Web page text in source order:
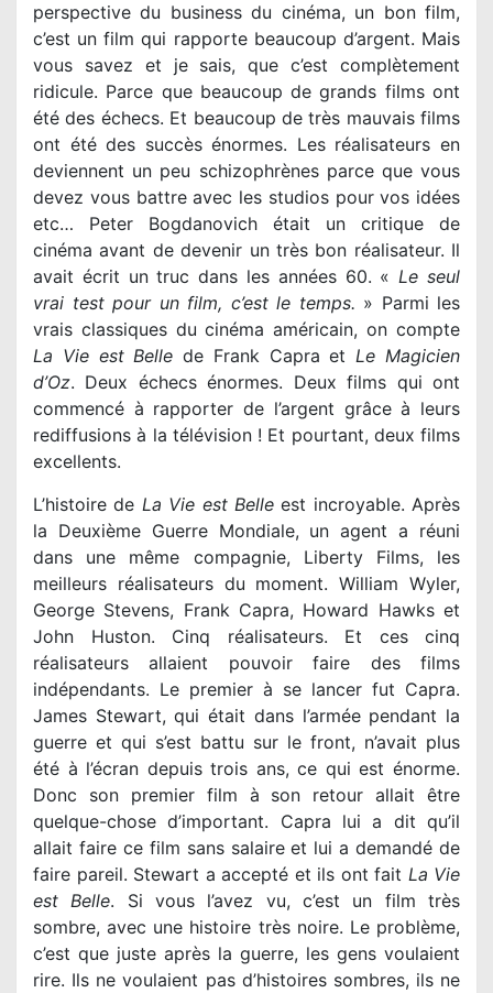
perspective du business du cinéma, un bon film,
c’est un film qui rapporte beaucoup d’argent. Mais
vous savez et je sais, que c’est complètement
ridicule. Parce que beaucoup de grands films ont
été des échecs. Et beaucoup de très mauvais films
ont été des succès énormes. Les réalisateurs en
deviennent un peu schizophrènes parce que vous
devez vous battre avec les studios pour vos idées
etc… Peter Bogdanovich était un critique de
cinéma avant de devenir un très bon réalisateur. Il
avait écrit un truc dans les années 60. «Le seul
vrai test pour un film, c’est le temps. » Parmi les
vrais classiques du cinéma américain, on compte
La Vie est Belle de Frank Capra etLe Magicien
d’Oz. Deux échecs énormes. Deux films qui ont
commencé à rapporter de l’argent grâce à leurs
rediffusions à la télévision ! Et pourtant, deux films
excellents.
L’histoire de La Vie est Belleest incroyable. Après
la Deuxième Guerre Mondiale, un agent a réuni
dans une même compagnie, Liberty Films, les
meilleurs réalisateurs du moment. William Wyler,
George Stevens, Frank Capra, Howard Hawks et
John Huston. Cinq réalisateurs. Et ces cinq
réalisateurs allaient pouvoir faire des films
indépendants. Le premier à se lancer fut Capra.
James Stewart, qui était dans l’armée pendant la
guerre et qui s’est battu sur le front, n’avait plus
été à l’écran depuis trois ans, ce qui est énorme.
Donc son premier film à son retour allait être
quelque-chose d’important. Capra lui a dit qu’il
allait faire ce film sans salaire et lui a demandé de
faire pareil. Stewart a accepté et ils ont fait La Vie
est Belle. Si vous l’avez vu, c’est un film très
sombre, avec une histoire très noire. Le problème,
c’est que juste après la guerre, les gens voulaient
rire. Ils ne voulaient pas d’histoires sombres, ils ne